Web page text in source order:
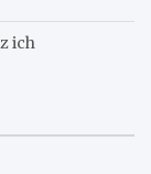
ich